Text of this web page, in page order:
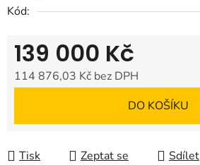
Kód:
139 000 Kč
114 876,03 Kč bez DPH
DO KOŠÍKU
Tisk Zeptat se Sdílet